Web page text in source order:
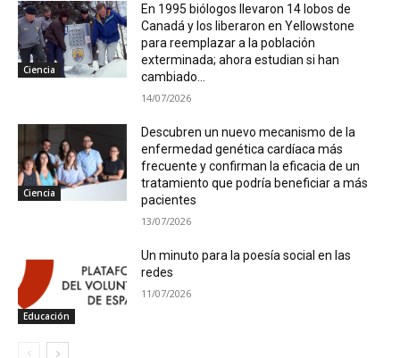
Ciencia
En 1995 biólogos llevaron 14 lobos de
Canadá y los liberaron en Yellowstone
para reemplazar a la población
exterminada; ahora estudian si han
cambiado...
14/07/2026
Ciencia
Descubren un nuevo mecanismo de la
enfermedad genética cardíaca más
frecuente y confirman la eficacia de un
tratamiento que podría beneficiar a más
pacientes
13/07/2026
Educación
Un minuto para la poesía social en las
redes
11/07/2026